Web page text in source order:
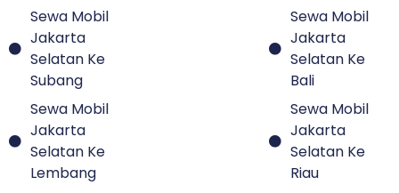
Sewa Mobil
Jakarta
Selatan Ke
Subang
Sewa Mobil
Jakarta
Selatan Ke
Lembang
Sewa Mobil
Jakarta
Selatan Ke
Bali
Sewa Mobil
Jakarta
Selatan Ke
Riau